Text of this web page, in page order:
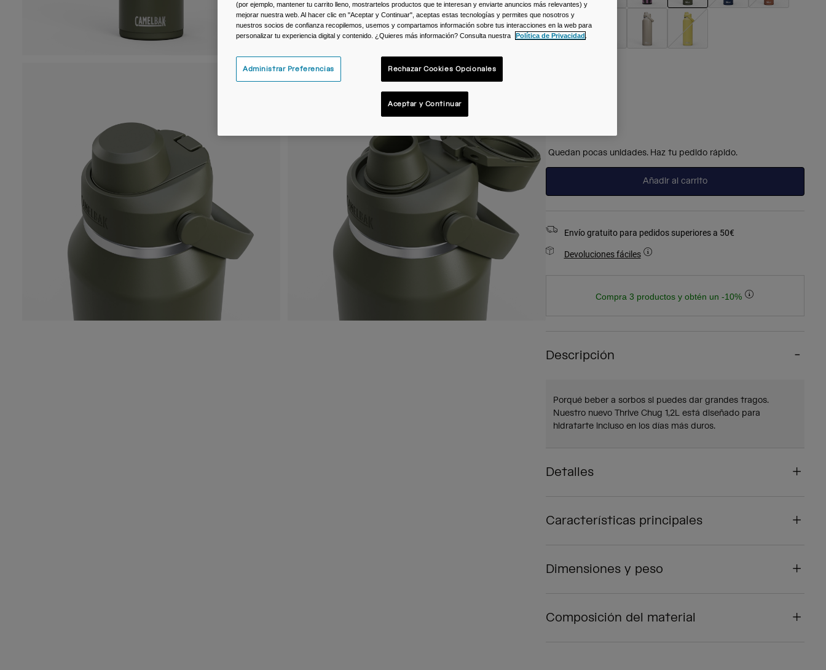
seleccionado
seleccionado
Quedan pocas unidades. Haz tu pedido rápido.
Añadir al carrito
Envío gratuito para pedidos superiores a 50€
Devoluciones fáciles
Compra 3 productos y obtén un -10%
Descripción
Porqué beber a sorbos si puedes dar grandes tragos.
Nuestro nuevo Thrive Chug 1,2L está diseñado para
hidratarte incluso en los días más duros.
Detalles
Características principales
Dimensiones y peso
Composición del material
(por ejemplo, mantener tu carrito lleno, mostrartelos productos que te interesan y enviarte anuncios más relevantes) y
mejorar nuestra web. Al hacer clic en "Aceptar y Continuar", aceptas estas tecnologías y permites que nosotros y
nuestros socios de confianza recopilemos, usemos y compartamos información sobre tus interacciones en la web para
personalizar tu experiencia digital y contenido. ¿Quieres más información? Consulta nuestra
Política de Privacidad
Administrar Preferencias Rechazar Cookies Opcionales
Aceptar y Continuar